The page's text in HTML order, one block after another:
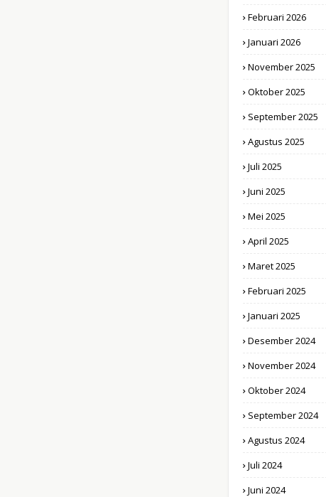
Februari 2026
Januari 2026
November 2025
Oktober 2025
September 2025
Agustus 2025
Juli 2025
Juni 2025
Mei 2025
April 2025
Maret 2025
Februari 2025
Januari 2025
Desember 2024
November 2024
Oktober 2024
September 2024
Agustus 2024
Juli 2024
Juni 2024